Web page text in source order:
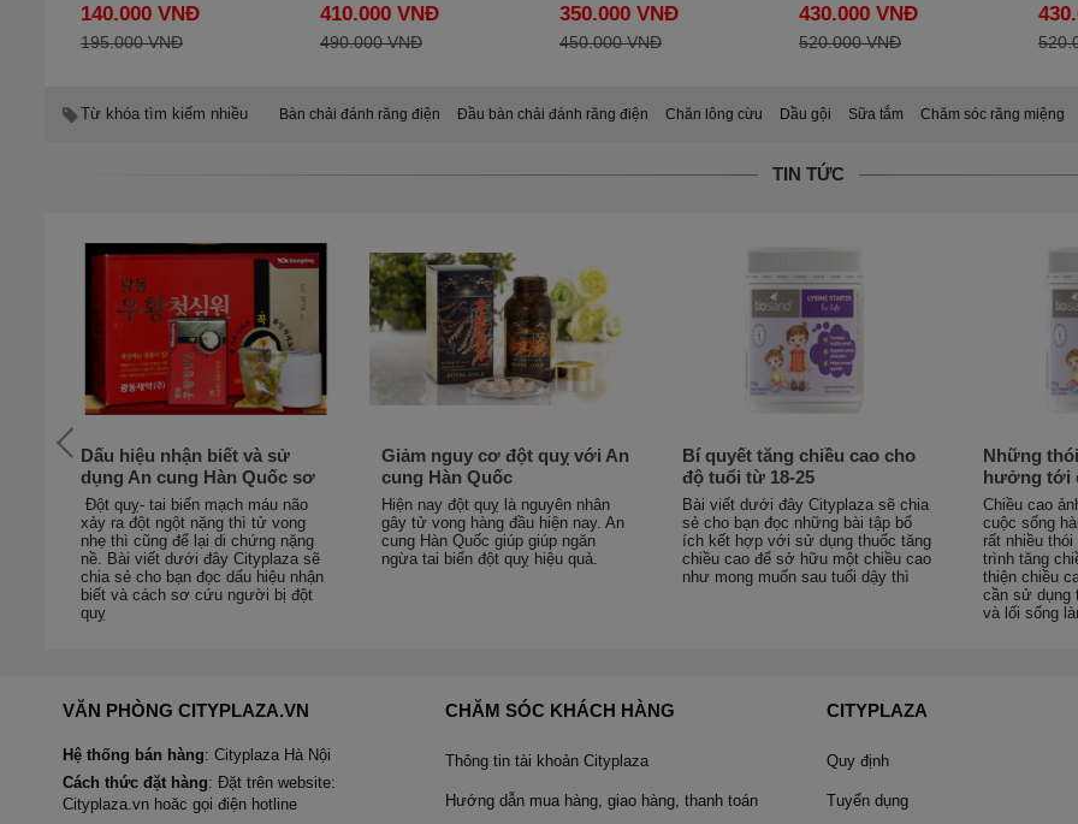
140.000 VNĐ
195.000 VNĐ
410.000 VNĐ
490.000 VNĐ
350.000 VNĐ
450.000 VNĐ
BRAUN Đức
430.000 VNĐ
520.000 VNĐ
Từ khóa tìm kiếm nhiều Bàn chải đánh răng điện Đầu bàn chải đánh răng điện Chăn lông cừu Dầu gội Sữa tắm Chăm sóc răng miệng
TIN TỨC
Dấu hiệu nhận biết và sử
dụng An cung Hàn Quốc sơ
cứu người bị đột quỵ
Đột quỵ- tai biến mạch máu não
xảy ra đột ngột nặng thì tử vong
nhẹ thì cũng để lại di chứng nặng
nề. Bài viết dưới đây Cityplaza sẽ
chia sẻ cho bạn đọc dấu hiệu nhận
biết và cách sơ cứu người bị đột
quỵ
Giảm nguy cơ đột quỵ với An
cung Hàn Quốc
Hiện nay đột quỵ là nguyên nhân
gây tử vong hàng đầu hiện nay. An
cung Hàn Quốc giúp giúp ngăn
ngừa tai biến đột quỵ hiệu quả.
Bí quyết tăng chiều cao cho
độ tuổi từ 18-25
Bài viết dưới đây Cityplaza sẽ chia
sẻ cho bạn đọc những bài tập bổ
ích kết hợp với sử dụng thuốc tăng
chiều cao để sở hữu một chiều cao
như mong muốn sau tuổi dậy thì
Những
hưởng tới
Chiều cao
cuộc sống
rất nhiều
trình tăng
thiện chiều
cần sử dụng
và lối sống
VĂN PHÒNG CITYPLAZA.VN
Hệ thống bán hàng: Cityplaza Hà Nội
Cách thức đặt hàng: Đặt trên website:
Cityplaza.vn hoăc gọi điện hotline
CHĂM SÓC KHÁCH HÀNG
Thông tin tài khoản Cityplaza
Hướng dẫn mua hàng, giao hàng, thanh toán
CITYPLAZA
Quy định
Tuyển dụng